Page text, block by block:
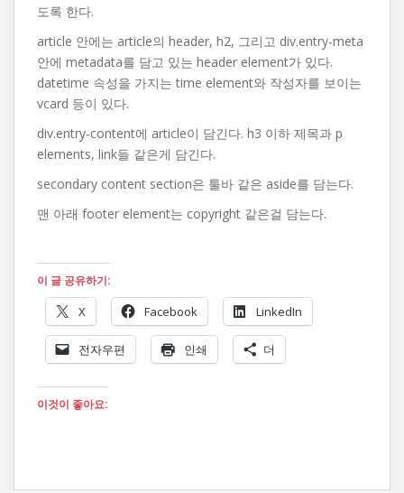
도록 한다.
article 안에는 article의 header, h2, 그리고 div.entry-meta
안에 metadata를 담고 있는 header element가 있다.
datetime 속성을 가지는 time element와 작성자를 보이는
vcard 등이 있다.
div.entry-content에 article이 담긴다. h3 이하 제목과 p
elements, link들 같은게 담긴다.
secondary content section은 툴바 같은 aside를 담는다.
맨 아래 footer element는 copyright 같은걸 담는다.
이 글 공유하기:
X Facebook LinkedIn
전자우편 인쇄 더
이것이 좋아요: